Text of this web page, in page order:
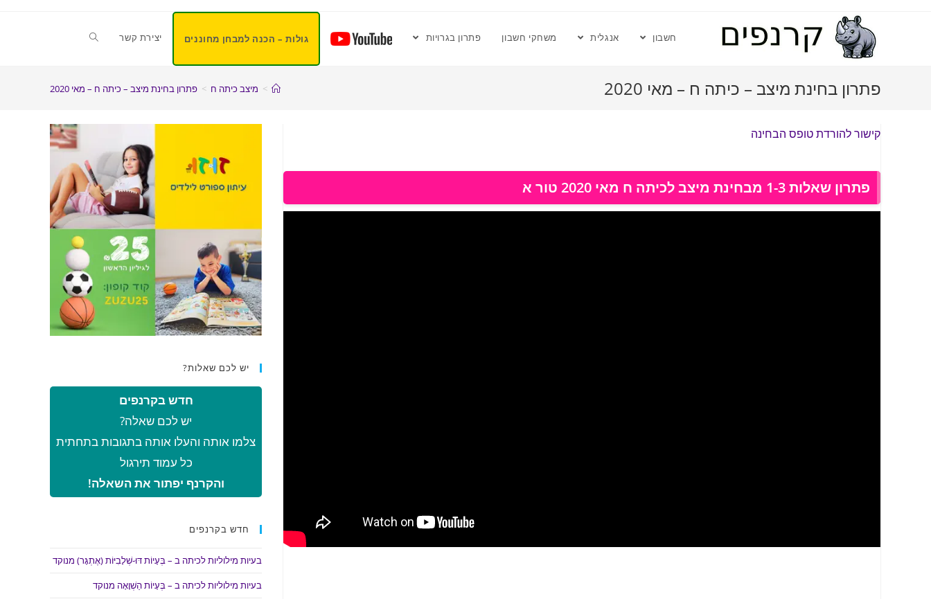
חשבון אנגלית משחקי חשבון פתרון בגרויות גולות – הכנה למבחן מחוננים יצירת קשר
פתרון בחינת מיצב – כיתה ח – מאי 2020 > מיצב כיתה ח > פתרון בחינת מיצב – כיתה ח – מאי 2020
קישור להורדת טופס הבחינה
פתרון שאלות 1-3 מבחינת מיצב לכיתה ח מאי 2020 טור א
יש לכם שאלות?
חדש בקרנפים
יש לכם שאלה?
צלמו אותה והעלו אותה בתגובות בתחתית
כל עמוד תירגול
והקרנף יפתור את השאלה!
חדש בקרנפים
בעיות מילוליות לכיתה ב – בְּעָיוֹת דּוּ-שְׁלָבִיּוֹת (אֶתְגָּר) מנוקד
בעיות מילוליות לכיתה ב – בְּעָיוֹת הַשְׁוָאָה מנוקד